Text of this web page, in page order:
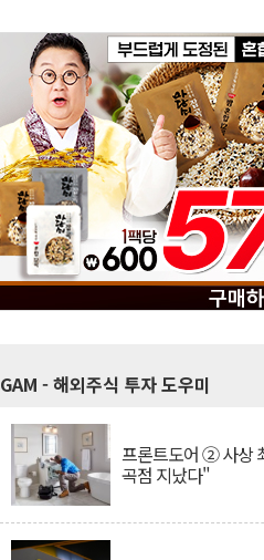
GAM - 해외주식 투자 도우미
프론트도어 ② 사상
곡점 지났다"